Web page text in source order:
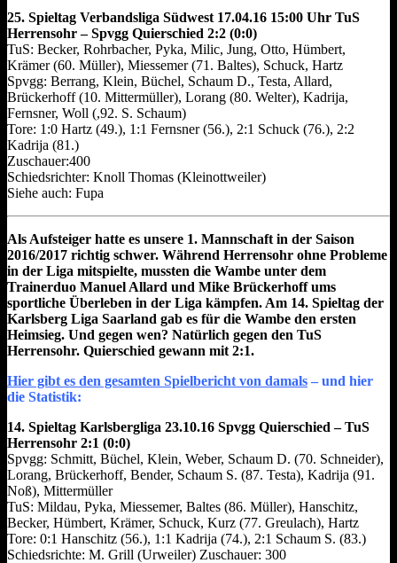
25. Spieltag Verbandsliga Südwest 17.04.16 15:00 Uhr TuS
Herrensohr – Spvgg Quierschied 2:2 (0:0)
TuS: Becker, Rohrbacher, Pyka, Milic, Jung, Otto, Hümbert,
Krämer (60. Müller), Miessemer (71. Baltes), Schuck, Hartz
Spvgg: Berrang, Klein, Büchel, Schaum D., Testa, Allard,
Brückerhoff (10. Mittermüller), Lorang (80. Welter), Kadrija,
Fernsner, Woll (,92. S. Schaum)
Tore: 1:0 Hartz (49.), 1:1 Fernsner (56.), 2:1 Schuck (76.), 2:2
Kadrija (81.)
Zuschauer:400
Schiedsrichter: Knoll Thomas (Kleinottweiler)
Siehe auch: Fupa
Als Aufsteiger hatte es unsere 1. Mannschaft in der Saison
2016/2017 richtig schwer. Während Herrensohr ohne Probleme
in der Liga mitspielte, mussten die Wambe unter dem
Trainerduo Manuel Allard und Mike Brückerhoff ums
sportliche Überleben in der Liga kämpfen. Am 14. Spieltag der
Karlsberg Liga Saarland gab es für die Wambe den ersten
Heimsieg. Und gegen wen? Natürlich gegen den TuS
Herrensohr. Quierschied gewann mit 2:1.
Hier gibt es den gesamten Spielbericht von damals – und hier
die Statistik:
14. Spieltag Karlsbergliga 23.10.16 Spvgg Quierschied – TuS
Herrensohr 2:1 (0:0)
Spvgg: Schmitt, Büchel, Klein, Weber, Schaum D. (70. Schneider),
Lorang, Brückerhoff, Bender, Schaum S. (87. Testa), Kadrija (91.
Noß), Mittermüller
TuS: Mildau, Pyka, Miessemer, Baltes (86. Müller), Hanschitz,
Becker, Hümbert, Krämer, Schuck, Kurz (77. Greulach), Hartz
Tore: 0:1 Hanschitz (56.), 1:1 Kadrija (74.), 2:1 Schaum S. (83.)
Schiedsrichte: M. Grill (Urweiler) Zuschauer: 300